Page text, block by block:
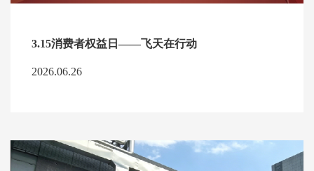
3.15消费者权益日——飞天在行动
2026.06.26